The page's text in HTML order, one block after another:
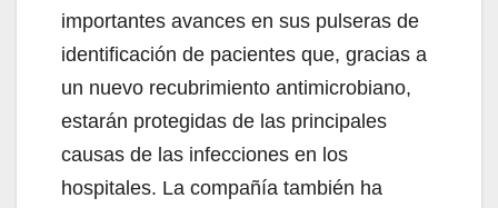
importantes avances en sus pulseras de
identificación de pacientes que, gracias a
un nuevo recubrimiento antimicrobiano,
estarán protegidas de las principales
causas de las infecciones en los
hospitales. La compañía también ha